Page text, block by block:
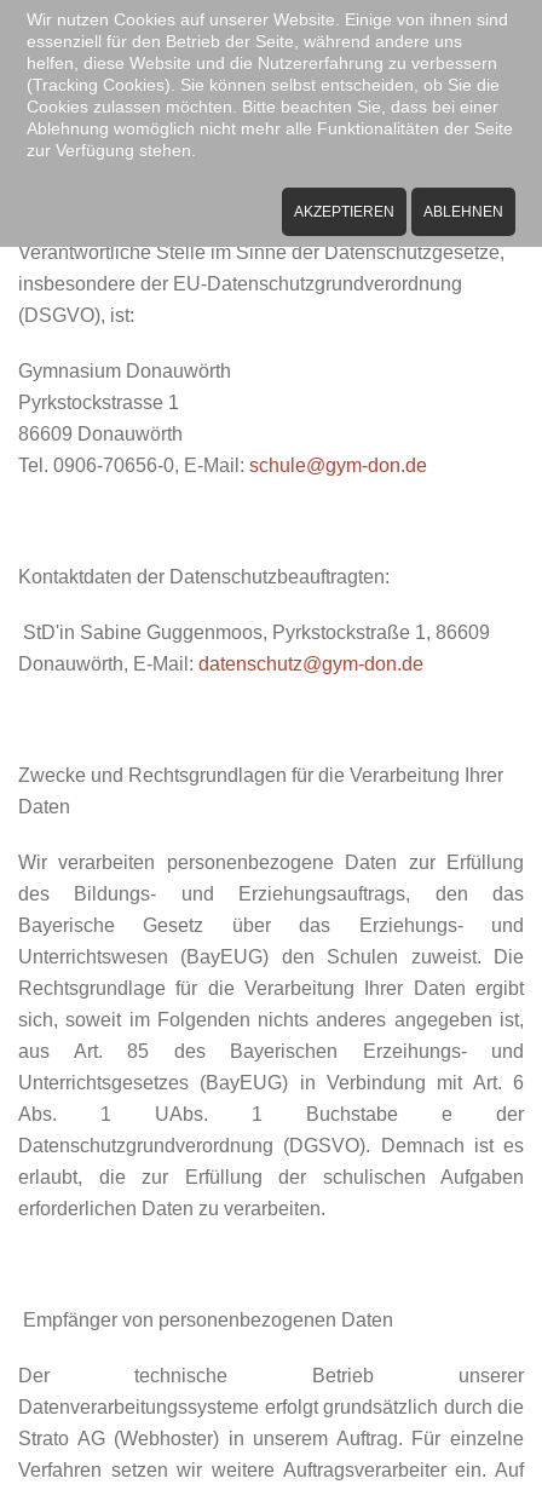
Zum Hauptinhalt springen
Datenschutzerklärung
A) Allgemeine Informationen
Verantwortliche Stelle im Sinne der Datenschutzgesetze,
insbesondere der EU-Datenschutzgrundverordnung
(DSGVO), ist:
Gymnasium Donauwörth
Pyrkstockstrasse 1
86609 Donauwörth
Tel. 0906-70656-0, E-Mail: schule@gym-don.de
Kontaktdaten der Datenschutzbeauftragten:
StD'in Sabine Guggenmoos, Pyrkstockstraße 1, 86609
Donauwörth, E-Mail: datenschutz@gym-don.de
Zwecke und Rechtsgrundlagen für die Verarbeitung Ihrer
Daten
Wir verarbeiten personenbezogene Daten zur Erfüllung
des Bildungs- und Erziehungsauftrags, den das
Bayerische Gesetz über das Erziehungs- und
Unterrichtswesen (BayEUG) den Schulen zuweist. Die
Rechtsgrundlage für die Verarbeitung Ihrer Daten ergibt
sich, soweit im Folgenden nichts anderes angegeben ist,
aus Art. 85 des Bayerischen Erzeihungs- und
Unterrichtsgesetzes (BayEUG) in Verbindung mit Art. 6
Abs. 1 UAbs. 1 Buchstabe e der
Datenschutzgrundverordnung (DGSVO). Demnach ist es
erlaubt, die zur Erfüllung der schulischen Aufgaben
erforderlichen Daten zu verarbeiten.
Empfänger von personenbezogenen Daten
Der technische Betrieb unserer
Datenverarbeitungssysteme erfolgt grundsätzlich durch die
Strato AG (Webhoster) in unserem Auftrag. Für einzelne
Verfahren setzen wir weitere Auftragsverarbeiter ein. Auf
Wir nutzen Cookies auf unserer Website. Einige von ihnen sind
essenziell für den Betrieb der Seite, während andere uns
helfen, diese Website und die Nutzererfahrung zu verbessern
(Tracking Cookies). Sie können selbst entscheiden, ob Sie die
Cookies zulassen möchten. Bitte beachten Sie, dass bei einer
Ablehnung womöglich nicht mehr alle Funktionalitäten der Seite
zur Verfügung stehen.
AKZEPTIEREN ABLEHNEN